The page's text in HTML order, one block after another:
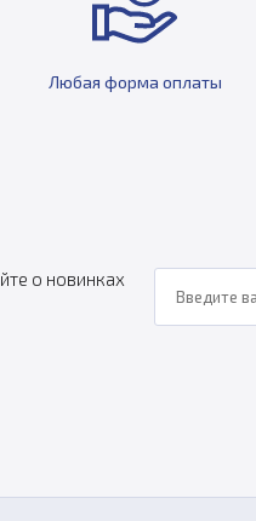
Любая форма оплаты
о новинках